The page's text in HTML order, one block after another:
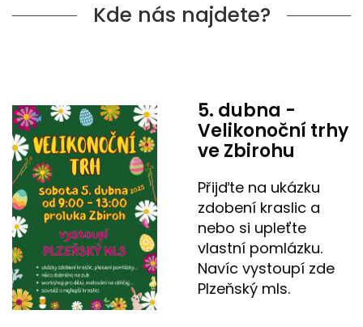
nás
Blog
Kde nás najdete?
5. dubna -
Velikonoční trhy
ve Zbirohu
Přijďte na ukázku
zdobení kraslic a
nebo si upleťte
vlastní pomlázku.
Navíc vystoupí zde
Plzeňský mls.